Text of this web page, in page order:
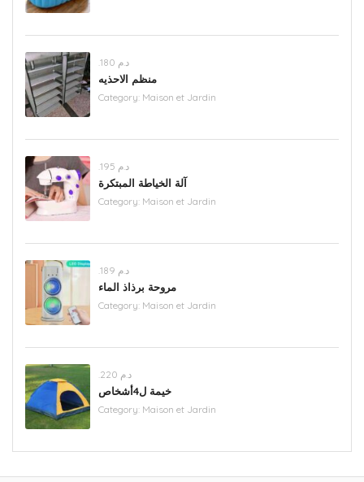
.د.م 180
منظم الاحذيه
Category: Maison et Jardin
.د.م 195
آلة الخياطة المبتكرة
Category: Maison et Jardin
.د.م 189
مروحة برذاذ الماء
Category: Maison et Jardin
.د.م 220
خيمة ل4أشخاص
Category: Maison et Jardin